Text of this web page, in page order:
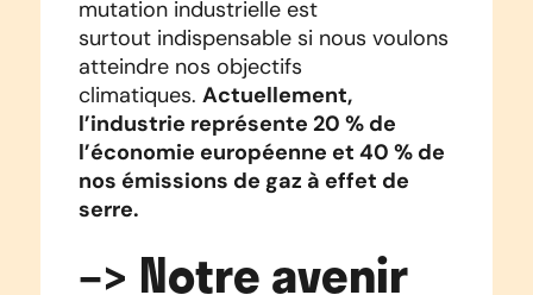
mutation industrielle est
surtout indispensable si nous voulons
atteindre nos objectifs
climatiques. Actuellement,
l’industrie représente 20 % de
l’économie européenne et 40 % de
nos émissions de gaz à effet de
serre.
–> Notre avenir